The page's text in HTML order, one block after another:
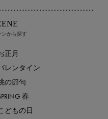
ンから探す
正月
レンタイン
の節句
春
どもの日